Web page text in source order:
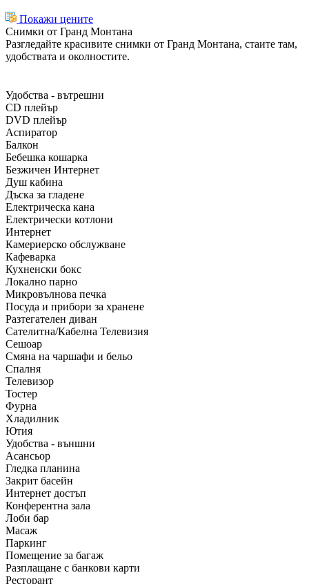
Покажи цените
Снимки от Гранд Монтана
Разгледайте красивите снимки от Гранд Монтана, стаите там,
удобствата и околностите.
Удобства - вътрешни
CD плейър
DVD плейър
Аспиратор
Балкон
Бебешка кошарка
Безжичен Интернет
Душ кабина
Дъска за гладене
Електрическа кана
Електрически котлони
Интернет
Камериерско обслужване
Кафеварка
Кухненски бокс
Локално парно
Микровълнова печка
Посуда и прибори за хранене
Разтегателен диван
Сателитна/Кабелна Телевизия
Сешоар
Смяна на чаршафи и бельо
Спалня
Телевизор
Тостер
Фурна
Хладилник
Ютия
Удобства - външни
Асансьор
Гледка планина
Закрит басейн
Интернет достъп
Конферентна зала
Лоби бар
Масаж
Паркинг
Помещение за багаж
Разплащане с банкови карти
Ресторант